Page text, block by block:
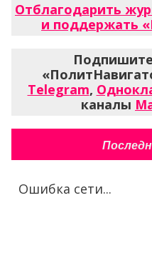
Отблагодарить
и поддержать
Telegram,
каналы
Ошибка сети...